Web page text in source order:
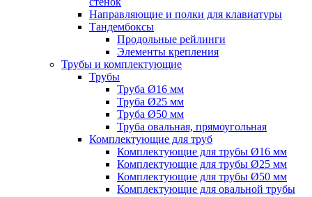
Направляющие и полки для клавиатуры
Тандембоксы
Продольные рейлинги
Элементы крепления
Трубы и комплектующие
Трубы
Труба Ø16 мм
Труба Ø25 мм
Труба Ø50 мм
Труба овальная, прямоугольная
Комплектующие для труб
Комплектующие для трубы Ø16 мм
Комплектующие для трубы Ø25 мм
Комплектующие для трубы Ø50 мм
Комплектующие для овальной трубы